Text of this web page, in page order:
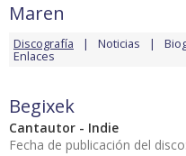
Maren
Discografía Noticias
Enlaces
Begixek
Cantautor - Indie
Fecha de publicación del disco: